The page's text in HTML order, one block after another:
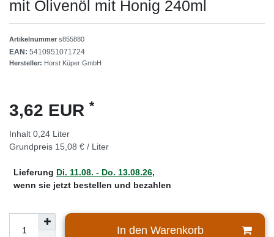
mit Olivenöl mit Honig 240ml
Artikelnummer s855880
EAN: 5410951071724
Hersteller: Horst Küper GmbH
3,62 EUR *
Inhalt 0,24 Liter
Grundpreis 15,08 € / Liter
Lieferung Di. 11.08. - Do. 13.08.26,
wenn sie jetzt bestellen und bezahlen
In den Warenkorb